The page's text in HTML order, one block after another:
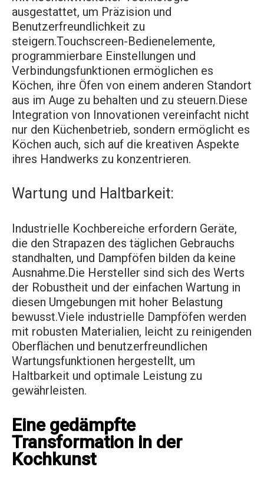
ausgestattet, um Präzision und
Benutzerfreundlichkeit zu
steigern.Touchscreen-Bedienelemente,
programmierbare Einstellungen und
Verbindungsfunktionen ermöglichen es
Köchen, ihre Öfen von einem anderen Standort
aus im Auge zu behalten und zu steuern.Diese
Integration von Innovationen vereinfacht nicht
nur den Küchenbetrieb, sondern ermöglicht es
Köchen auch, sich auf die kreativen Aspekte
ihres Handwerks zu konzentrieren.
Wartung und Haltbarkeit:
Industrielle Kochbereiche erfordern Geräte,
die den Strapazen des täglichen Gebrauchs
standhalten, und Dampföfen bilden da keine
Ausnahme.Die Hersteller sind sich des Werts
der Robustheit und der einfachen Wartung in
diesen Umgebungen mit hoher Belastung
bewusst.Viele industrielle Dampföfen werden
mit robusten Materialien, leicht zu reinigenden
Oberflächen und benutzerfreundlichen
Wartungsfunktionen hergestellt, um
Haltbarkeit und optimale Leistung zu
gewährleisten.
Eine gedämpfte
Transformation in der
Kochkunst